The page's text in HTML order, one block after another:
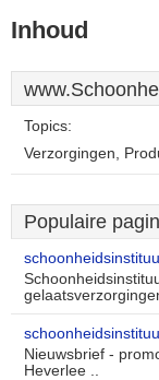
Inhoud
Topics:
Verzorgingen,
Populaire
Nieuwsbrief -
Heverlee ..